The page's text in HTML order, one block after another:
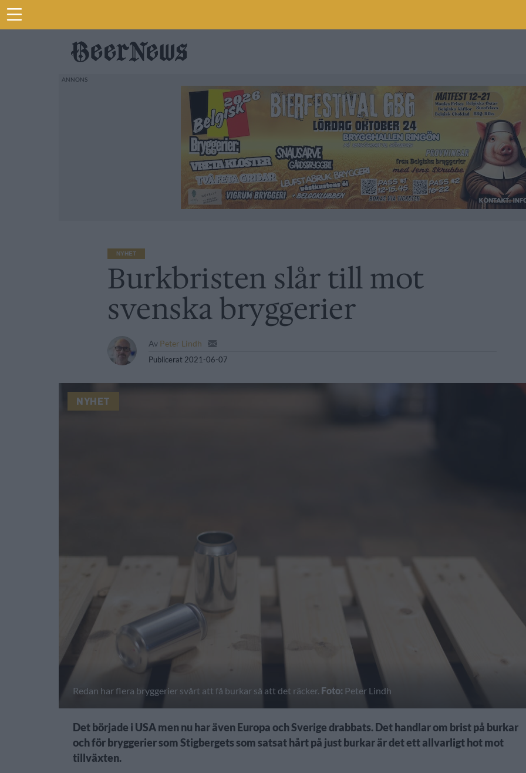
NYHET
Burkbristen slår till mot
svenska bryggerier
Av Peter Lindh
Publicerat 2021-06-07
NYHET
Redan har flera bryggerier svårt att få burkar så att det räcker. Foto: Peter Lindh
Det började i USA men nu har även Europa och Sverige drabbats. Det handlar om brist på burkar
och för bryggerier som Stigbergets som satsat hårt på just burkar är det ett allvarligt hot mot
tillväxten.